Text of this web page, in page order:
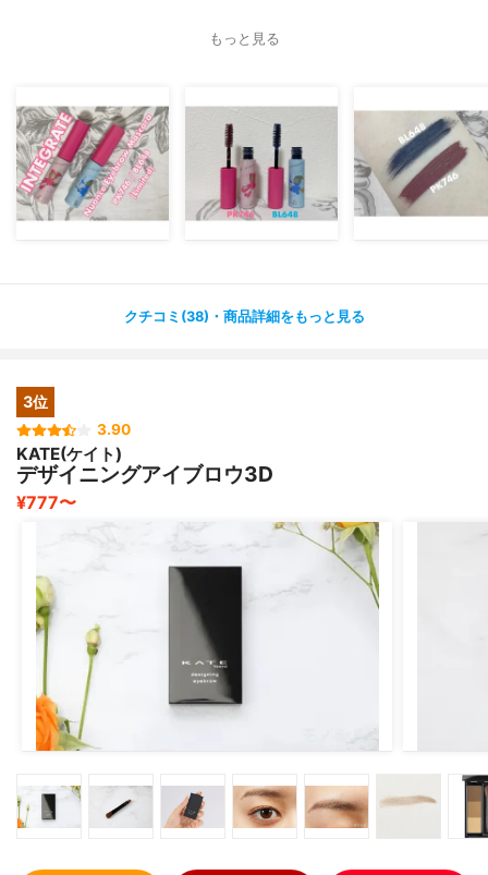
くて感動〜！
わたしのふさふさ眉をしっかり染めてくれるのですごく使
いやすいな〜と思いました◎
イリーに使いやすいカラーです◎
こちらもくすみ感のあるブルー。
ブルーの眉って大丈夫かな？と思ったんだけど笑、わたし
は毛が黒いので意外と馴染んでくれます。
黒髪や暗髪だとより使いやすいカラーだと思います◎
もっと見る
クチコミ(38)・商品詳細をもっと見る
3位
3.90
KATE(ケイト)
デザイニングアイブロウ3D
¥777〜